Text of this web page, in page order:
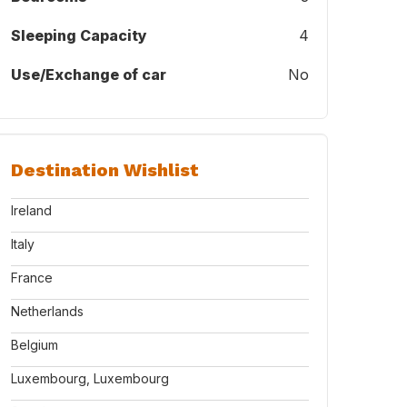
the sun at Lake Garda in October 2025
Sleeping Capacity 4
Use/Exchange of car No
Destination Wishlist
Ireland
Italy
France
Netherlands
Belgium
Luxembourg, Luxembourg